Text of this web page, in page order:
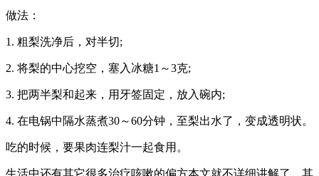
做法：
1. 粗梨洗净后，对半切;
2. 将梨的中心挖空，塞入冰糖1～3克;
3. 把两半梨和起来，用牙签固定，放入碗内;
4. 在电锅中隔水蒸煮30～60分钟，至梨出水了，变成透明状。
吃的时候，要果肉连梨汁一起食用。
生活中还有其它很多治疗咳嗽的偏方本文就不详细讲解了，其